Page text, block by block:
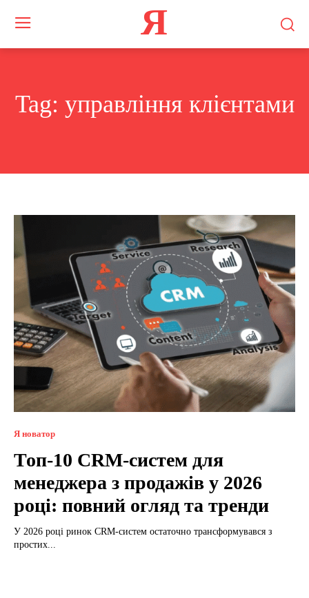
Я
Tag: управління клієнтами
Я новатор
Топ-10 CRM-систем для
менеджера з продажів у 2026
році: повний огляд та тренди
У 2026 році ринок CRM-систем остаточно трансформувався з
простих...